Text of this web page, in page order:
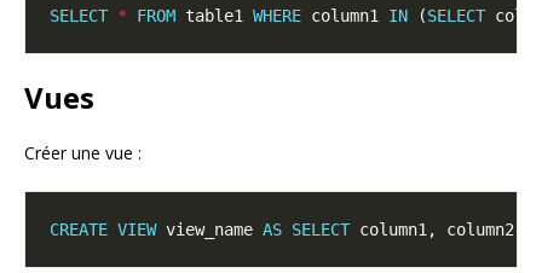
SELECT * FROM table1 WHERE column1 IN (SELECT
Vues
Créer une vue :
CREATE VIEW view_name AS SELECT column1, column2